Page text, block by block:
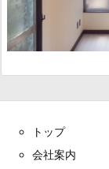
トップ
会社案内